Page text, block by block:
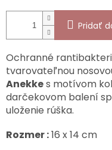
Pridať
Ochranné
tvarovateľnou
Anekkes motívom
darčekovom balení
uloženie rúška.
Rozmer :16 x 14 cm